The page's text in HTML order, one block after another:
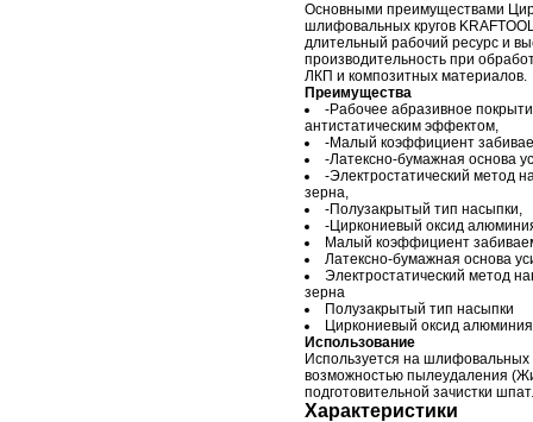
Основными преимуществами
шлифовальных кругов
длительный рабочий ресурс и
производительность при
ЛКП и композитных материалов.
Преимущества
-Рабочее абразивное
антистатическим эффектом,
-Малый коэффициент
-Латексно-бумажная основа
-Электростатический метод
зерна,
-Полузакрытый тип насыпки,
-Циркониевый оксид
Малый коэффициент
Латексно-бумажная основа
Электростатический метод
зерна
Полузакрытый тип насыпки
Циркониевый оксид
Использование
Используется на
возможностью пылеудаления
подготовительной зачистки
Характеристики